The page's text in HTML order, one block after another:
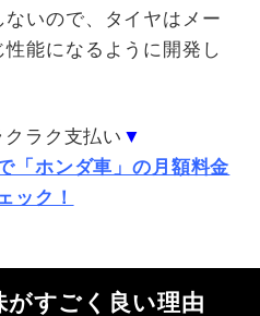
いので、タイヤはメー
能になるように開発し
ラク支払い ▼
「ホンダ車」の月額料金
ック！
すごく良い理由